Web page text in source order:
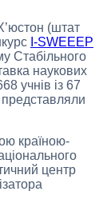
(штат
I-SWEEEP
Стабільного
наукових
учнів із 67
країною-
центр